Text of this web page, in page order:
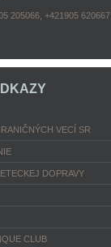
205066, +421905 620667
VECÍ SR
DOPRAVY
CLUB